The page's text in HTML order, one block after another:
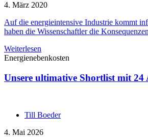
4. März 2020
Auf die energieintensive Industrie kommt
haben die Wissenschaftler die
Weiterlesen
Energienebenkosten
Unsere ultimative Shortlist mit 24
Till Boeder
4. Mai 2026